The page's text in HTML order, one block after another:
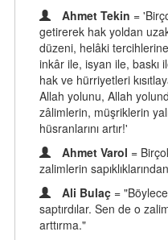
Ahmet Tekin =
getirerek hak yoldan
düzeni, helâki
inkâr ile, isyan ile, baskı
hak ve hürriyetleri
Allah yolunu, Allah
zâlimlerin, müşriklerin
hüsranlarını artır!'
Ahmet Varol =
zalimlerin
Ali Bulaç =
saptırdılar. Sen de o
arttırma."